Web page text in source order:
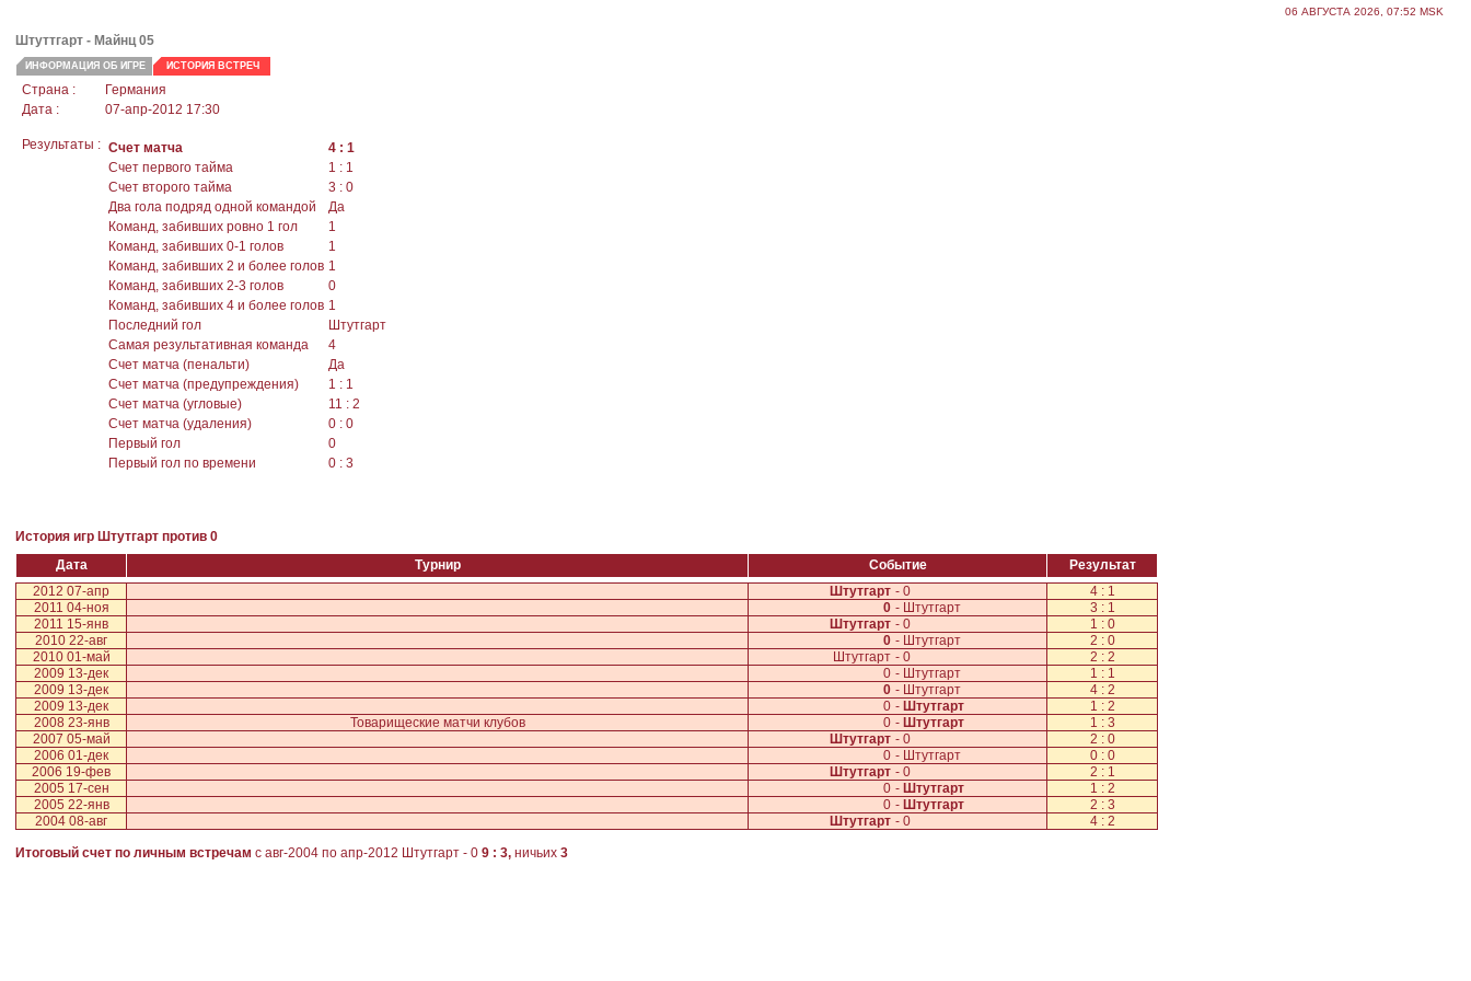
06 АВГУСТА 2026, 07:52 MSK
Штуттгарт - Майнц 05
ИНФОРМАЦИЯ ОБ ИГРЕ ИСТОРИЯ ВСТРЕЧ
Страна :
Германия
Дата :
07-апр-2012 17:30
Результаты : Счет матча
4 : 1
Счет первого тайма
1 : 1
Счет второго тайма
3 : 0
Два гола подряд одной командой
Да
Команд, забивших ровно 1 гол
1
Команд, забивших 0-1 голов
1
Команд, забивших 2 и более голов 1
Команд, забивших 2-3 голов
0
Команд, забивших 4 и более голов 1
Последний гол
Штутгарт
Самая результативная команда
4
Счет матча (пенальти)
Да
Счет матча (предупреждения)
1 : 1
Счет матча (угловые)
11 : 2
Счет матча (удаления)
0 : 0
Первый гол
0
Первый гол по времени
0 : 3
История игр Штутгарт против 0
Дата
Турнир Событие
Результат
2012 07-апр
Штутгарт - 0
4 : 1
2011 04-ноя
0 - Штутгарт
3 : 1
2011 15-янв
Штутгарт - 0
1 : 0
2010 22-авг
0 - Штутгарт
2 : 0
2010 01-май
Штутгарт - 0
2 : 2
2009 13-дек
0 - Штутгарт
1 : 1
2009 13-дек
0 - Штутгарт
4 : 2
2009 13-дек
0 - Штутгарт
1 : 2
2008 23-янв
Товарищеские матчи клубов 0 - Штутгарт
1 : 3
2007 05-май
Штутгарт - 0
2 : 0
2006 01-дек
0 - Штутгарт
0 : 0
2006 19-фев
Штутгарт - 0
2 : 1
2005 17-сен
0 - Штутгарт
1 : 2
2005 22-янв
0 - Штутгарт
2 : 3
2004 08-авг
Штутгарт - 0 4 : 2
Итоговый счет по личным встречам с авг-2004 по апр-2012 Штутгарт - 0 9 : 3, ничьих 3